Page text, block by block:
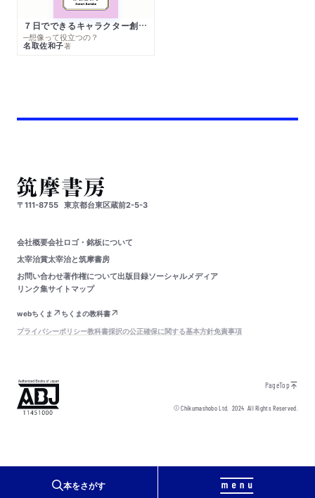
本をさがす
７日でできるキャラクター創作入門
─想像って役立つの？
名取佐和子著
〒111-8755 東京都台東区蔵前2-5-3
会社概要会社ロゴ・銘板について
太宰治賞太宰治と筑摩書房
お問い合わせ著作権について出版目録ソーシャルメディア
リンク集サイトマップ
webちくま
ちくまの教科書
プライバシーポリシー教科書採択の公正確保に関する基本方針免責事項
PageTop
© Chikumashobo Ltd.2024 All Rights Reserved.